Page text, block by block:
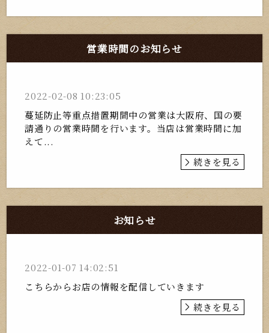
営業時間のお知らせ
2022-02-08 10:23:05
蔓延防止等重点措置期間中の営業は大阪府、国の要
請通りの営業時間を行います。当店は営業時間に加
えて...
続きを見る
お知らせ
2022-01-07 14:02:51
こちらからお店の情報を配信していきます
続きを見る